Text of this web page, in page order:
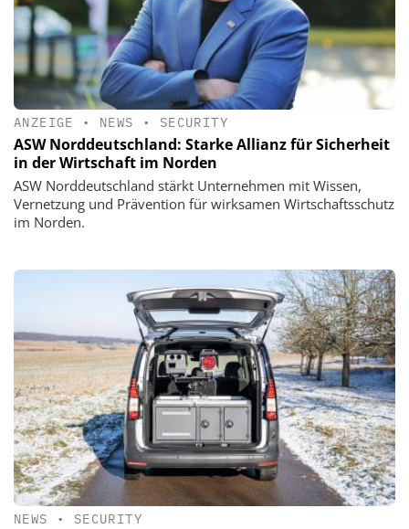
ANZEIGE • NEWS • SECURITY
ASW Norddeutschland: Starke Allianz für Sicherheit
in der Wirtschaft im Norden
ASW Norddeutschland stärkt Unternehmen mit Wissen,
Vernetzung und Prävention für wirksamen Wirtschaftsschutz
im Norden.
NEWS • SECURITY